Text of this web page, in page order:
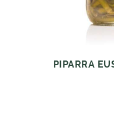
PIPARRA